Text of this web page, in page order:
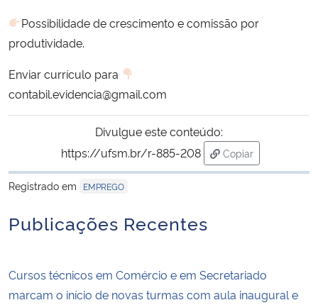
Controladoria-Geral da União
Secretaria-Geral
Gabinete de Segurança Institucional
Planalto
Possibilidade de crescimento e comissão por
produtividade.
Enviar currículo para
contabil.evidencia@gmail.com
Divulgue este conteúdo:
https://ufsm.br/r-885-208
Copiar
para área de
Registrado em
EMPREGO
Publicações Recentes
Cursos técnicos em Comércio e em Secretariado
marcam o início de novas turmas com aula inaugural e